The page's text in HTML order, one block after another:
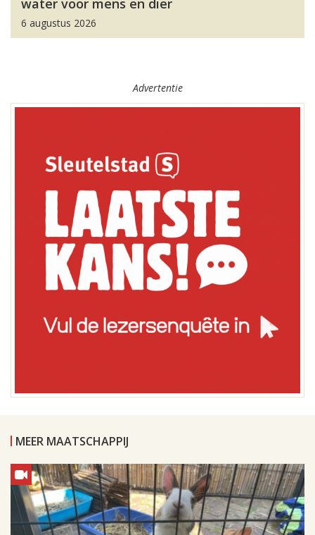
water voor mens en dier
6 augustus 2026
Advertentie
MEER MAATSCHAPPIJ